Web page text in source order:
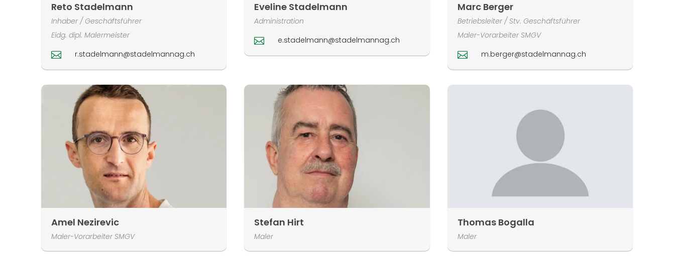
Reto Stadelmann
Inhaber / Geschäftsführer
Eidg. dipl. Malermeister

r.stadelmann@stadelmannag.ch
Eveline Stadelmann
Administration

e.stadelmann@stadelmannag.ch
Marc Berger
Betriebsleiter / Stv. Geschäftsführer
Maler-Vorarbeiter SMGV

m.berger@stadelmannag.ch
Amel Nezirevic
Maler-Vorarbeiter SMGV
Stefan Hirt
Maler
Thomas Bogalla
Maler